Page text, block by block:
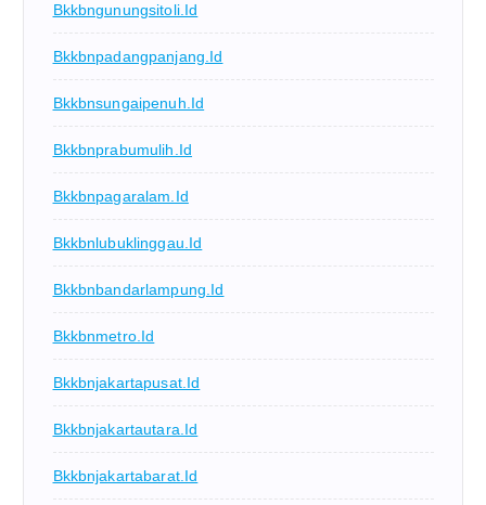
Bkkbngunungsitoli.id
Bkkbnpadangpanjang.id
Bkkbnsungaipenuh.id
Bkkbnprabumulih.id
Bkkbnpagaralam.id
Bkkbnlubuklinggau.id
Bkkbnbandarlampung.id
Bkkbnmetro.id
Bkkbnjakartapusat.id
Bkkbnjakartautara.id
Bkkbnjakartabarat.id